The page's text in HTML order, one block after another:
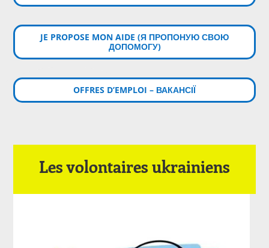
JE PROPOSE MON AIDE (Я ПРОПОНУЮ СВОЮ
ДОПОМОГУ)
OFFRES D’EMPLOI – ВАКАНСІЇ
Les volontaires ukrainiens